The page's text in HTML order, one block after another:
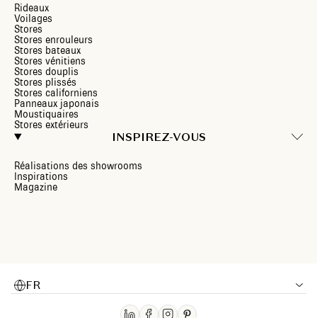
Rideaux
Voilages
Stores
Stores enrouleurs
Stores bateaux
Stores vénitiens
Stores douplis
Stores plissés
Stores californiens
Panneaux japonais
Moustiquaires
Stores extérieurs
INSPIREZ-VOUS
Réalisations des showrooms
Inspirations
Magazine
FR